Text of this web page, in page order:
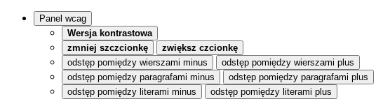
Panel wcag
Wersja kontrastowa
zmniej szczcionkę
zwiększ czcionkę
odstęp pomiędzy wierszami minus
odstęp pomiędzy wierszami plus
odstęp pomiędzy paragrafami minus
odstęp pomiędzy paragrafami plus
odstęp pomiędzy literami minus
odstęp pomiędzy literami plus